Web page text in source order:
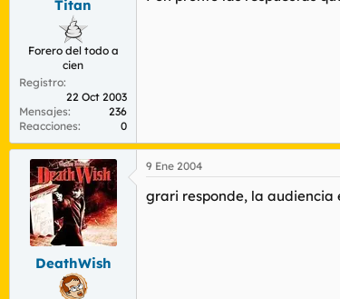
Titan
Forero del todo a
cien
Registro
22 Oct 2003
Mensajes
236
Reacciones
0
DeathWish
9 Ene 2004
grari responde, la audiencia